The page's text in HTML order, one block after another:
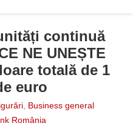
continuă
NE UNEȘTE
totală de 1
euro
, Business general
România